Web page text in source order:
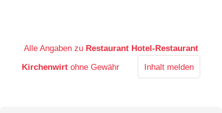
Alle Angaben zu Restaurant Hotel-Restaurant
Kirchenwirt ohne Gewähr Inhalt melden